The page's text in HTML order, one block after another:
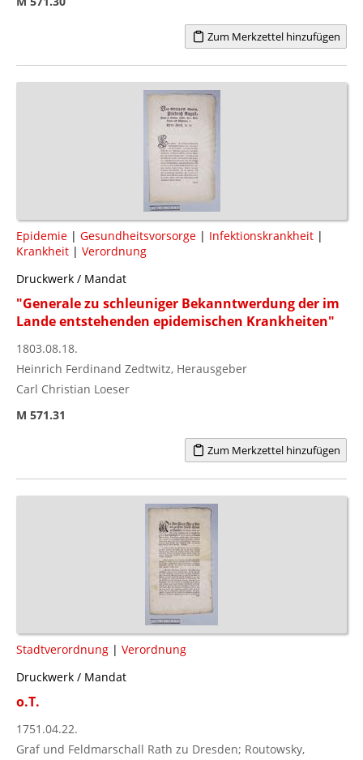
Zum Merkzettel hinzufügen
Epidemie | Gesundheitsvorsorge | Infektionskrankheit |
Krankheit | Verordnung
Druckwerk / Mandat
"Generale zu schleuniger Bekanntwerdung der im
Lande entstehenden epidemischen Krankheiten"
1803.08.18.
Heinrich Ferdinand Zedtwitz, Herausgeber
Carl Christian Loeser
M 571.31
Zum Merkzettel hinzufügen
Stadtverordnung | Verordnung
Druckwerk / Mandat
o.T.
1751.04.22.
Graf und Feldmarschall Rath zu Dresden; Routowsky,